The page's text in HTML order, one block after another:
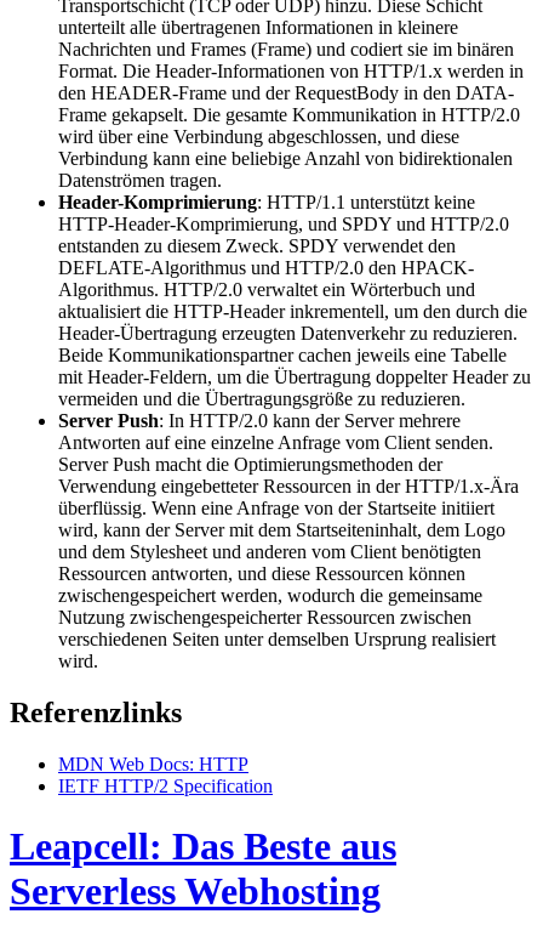
Transportschicht (TCP oder UDP) hinzu. Diese Schicht
unterteilt alle übertragenen Informationen in kleinere
Nachrichten und Frames (Frame) und codiert sie im binären
Format. Die Header-Informationen von HTTP/1.x werden in
den HEADER-Frame und der RequestBody in den DATA-
Frame gekapselt. Die gesamte Kommunikation in HTTP/2.0
wird über eine Verbindung abgeschlossen, und diese
Verbindung kann eine beliebige Anzahl von bidirektionalen
Datenströmen tragen.
Header-Komprimierung: HTTP/1.1 unterstützt keine
HTTP-Header-Komprimierung, und SPDY und HTTP/2.0
entstanden zu diesem Zweck. SPDY verwendet den
DEFLATE-Algorithmus und HTTP/2.0 den HPACK-
Algorithmus. HTTP/2.0 verwaltet ein Wörterbuch und
aktualisiert die HTTP-Header inkrementell, um den durch die
Header-Übertragung erzeugten Datenverkehr zu reduzieren.
Beide Kommunikationspartner cachen jeweils eine Tabelle
mit Header-Feldern, um die Übertragung doppelter Header zu
vermeiden und die Übertragungsgröße zu reduzieren.
Server Push: In HTTP/2.0 kann der Server mehrere
Antworten auf eine einzelne Anfrage vom Client senden.
Server Push macht die Optimierungsmethoden der
Verwendung eingebetteter Ressourcen in der HTTP/1.x-Ära
überflüssig. Wenn eine Anfrage von der Startseite initiiert
wird, kann der Server mit dem Startseiteninhalt, dem Logo
und dem Stylesheet und anderen vom Client benötigten
Ressourcen antworten, und diese Ressourcen können
zwischengespeichert werden, wodurch die gemeinsame
Nutzung zwischengespeicherter Ressourcen zwischen
verschiedenen Seiten unter demselben Ursprung realisiert
wird.
Referenzlinks
MDN Web Docs: HTTP
IETF HTTP/2 Specification
Leapcell: Das Beste aus
Serverless Webhosting